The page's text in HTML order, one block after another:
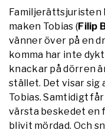
Familjerättsjuristen
maken Tobias (Filip
vänner över på en
komma har inte
knackar på dörren
stället. Det visar sig
Tobias. Samtidigt
värsta beskedet en
blivit mördad. Och